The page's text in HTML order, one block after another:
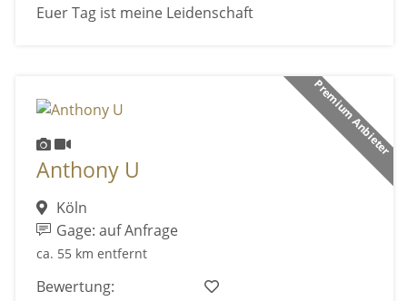
Euer Tag ist meine Leidenschaft
Premium Anbieter
Anthony U
Köln
Gage: auf Anfrage
ca. 55 km entfernt
Bewertung: